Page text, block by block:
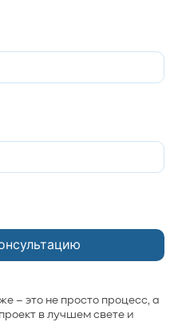
– это не просто процесс, а
в лучшем свете и